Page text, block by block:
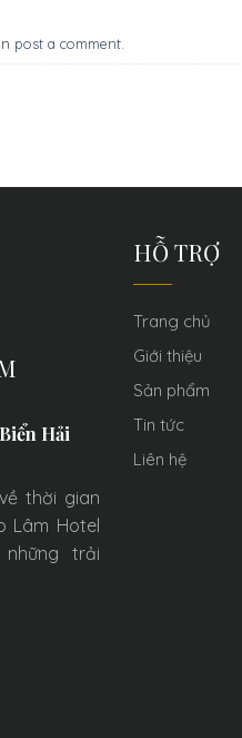
post a comment.
Hải
thời gian
Lâm Hotel
trải
HỖ TRỢ
Trang chủ
Giới thiệu
Sản phẩm
Tin tức
Liên hệ